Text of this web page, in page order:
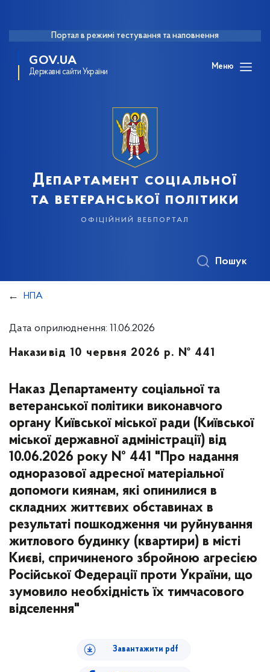
Портал в режимі тестування та наповнення
GOV.UA
Державні сайти України
Меню
Департамент соціальної
та ветеранської політики
офіційний вебпортал
Пошук
НПА
Дата оприлюднення: 11.06.2026
Накази від 10 червня 2026 р. № 441
Наказ Департаменту соціальної та
ветеранської політики виконавчого
органу Київської міської ради (Київської
міської державної адміністрації) від
10.06.2026 року № 441 "Про надання
одноразової адресної матеріальної
допомоги киянам, які опинилися в
складних життєвих обставинах в
результаті пошкодження чи руйнування
житлового будинку (квартири) в місті
Києві, спричиненого збройною агресією
Російської Федерації проти України, що
зумовило необхідність їх тимчасового
відселення"
Завантажити pdf